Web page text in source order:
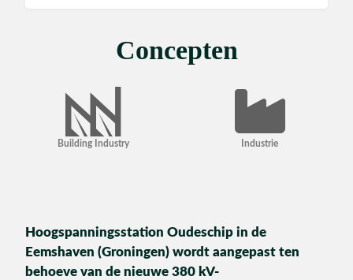
Industrie
Concepten
Building Industry Industrie
Hoogspanningsstation Oudeschip in de
Eemshaven (Groningen) wordt aangepast ten
behoeve van de nieuwe 380 kV-